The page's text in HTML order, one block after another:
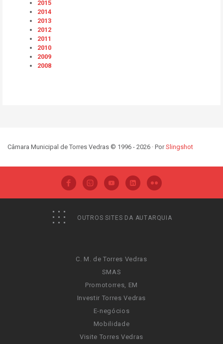
2015
2014
2013
2012
2011
2010
2009
2008
Câmara Municipal de Torres Vedras © 1996 - 2026 · PorSlingshot
OUTROS SITES DA AUTARQUIA
C. M. de Torres Vedras
SMAS
Promotorres, EM
Investir Torres Vedras
E-negócios
Mobilidade
Visite Torres Vedras